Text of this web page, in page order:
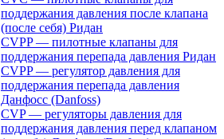
поддержания давления после клапана
(после себя) Ридан
CVPP — пилотные клапаны для
поддержания перепада давления Ридан
CVPP — регулятор давления для
поддержания перепада давления
Данфосс (Danfoss)
CVP — регуляторы давления для
поддержания давления перед клапаном